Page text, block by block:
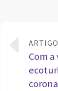
Com